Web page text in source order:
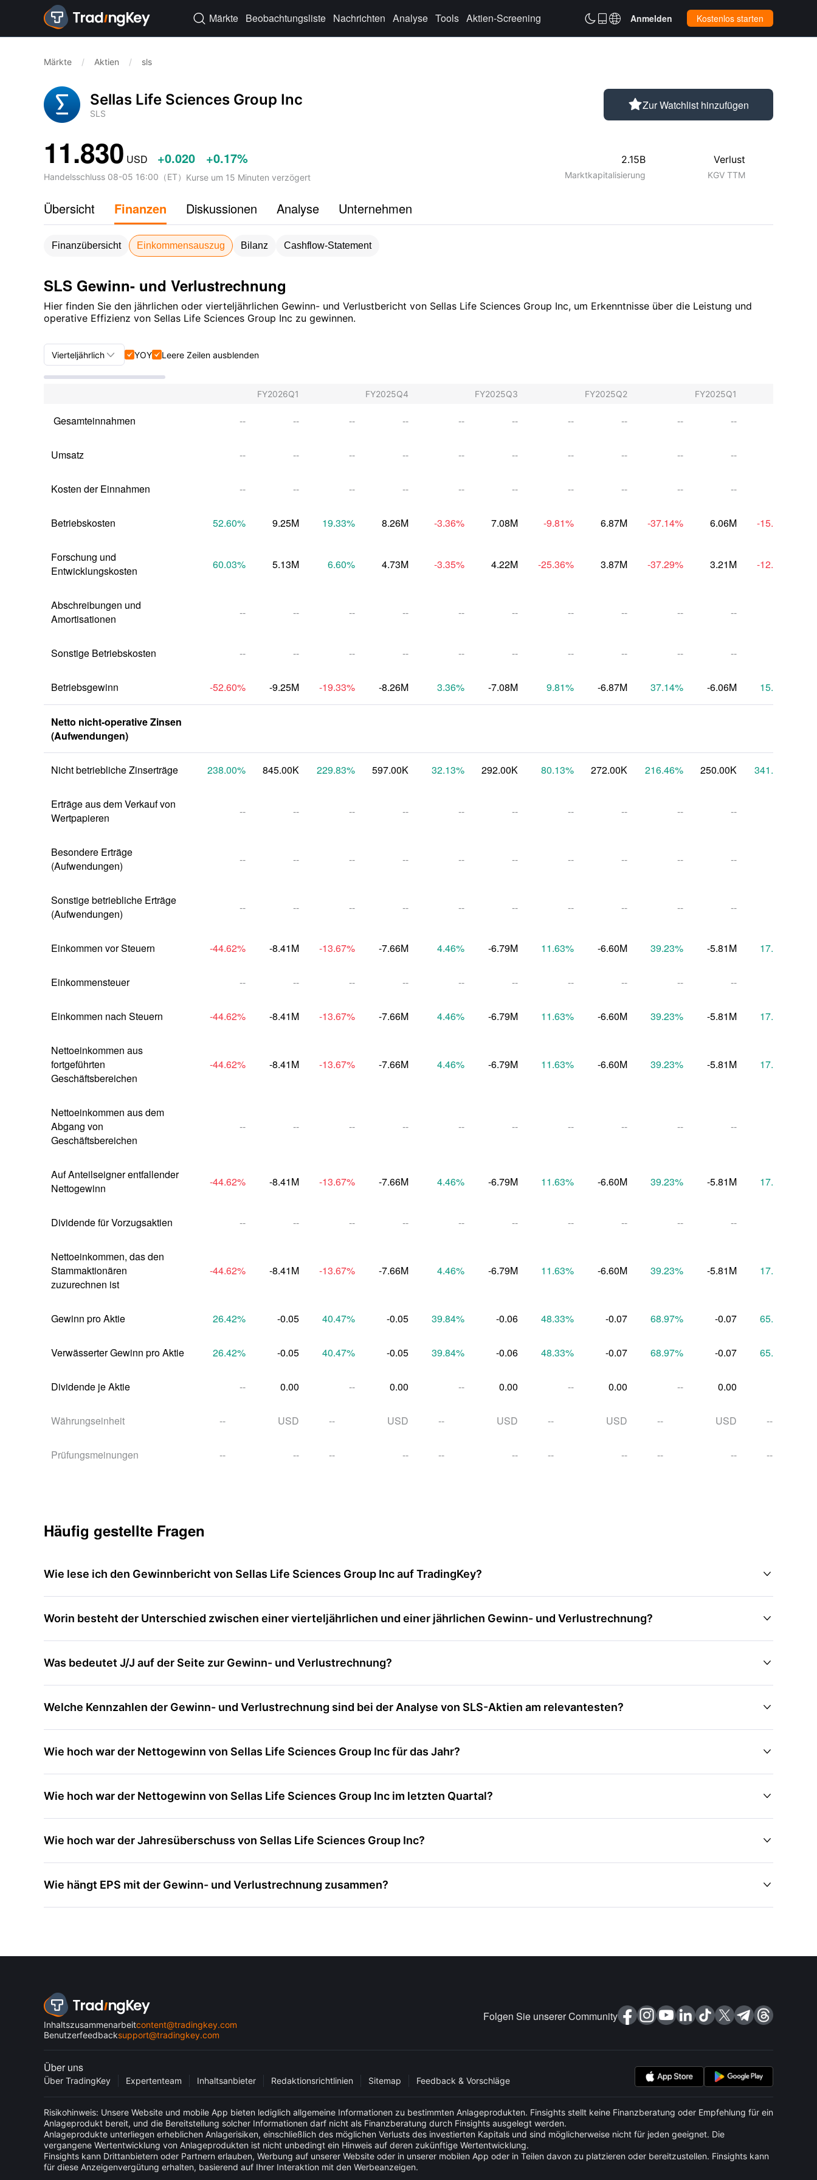
 Märkte Beobachtungsliste Nachrichten Analyse Tools Aktien-Screening  Anmelden Kostenlos starten
Märkte / Aktien / sls
Sellas Life Sciences Group Inc
SLS
Zur Watchlist hinzufügen
11.830 USD +0.020 +0.17%
Handelsschluss 08-05 16:00 （ET） Kurse um 15 Minuten verzögert
2.15B
Marktkapitalisierung
Verlust
KGV TTM
Übersicht Finanzen Diskussionen Analyse Unternehmen
Finanzübersicht Einkommensauszug Bilanz Cashflow-Statement
SLS Gewinn- und Verlustrechnung
Hier finden Sie den jährlichen oder vierteljährlichen Gewinn- und Verlustbericht von Sellas Life Sciences Group Inc, um Erkenntnisse über die Leistung und
operative Effizienz von Sellas Life Sciences Group Inc zu gewinnen.
Vierteljährlich 
Vierteljährlich+Jährlich
Jährlich
YOY  Leere Zeilen ausblenden
FY2026Q1 FY2025Q4 FY2025Q3 FY2025Q2 FY2025Q1
Gesamteinnahmen -- -- -- -- -- -- -- -- -- --
Umsatz -- -- -- -- -- -- -- -- -- --
Kosten der Einnahmen -- -- -- -- -- -- -- -- -- --
Betriebskosten 52.60% 9.25M 19.33% 8.26M -3.36% 7.08M -9.81% 6.87M -37.14% 6.06M -15.40
Forschung und
Entwicklungskosten
60.03% 5.13M 6.60% 4.73M -3.35% 4.22M -25.36% 3.87M -37.29% 3.21M -12.95
Abschreibungen und
Amortisationen
-- -- -- -- -- -- -- -- -- --
Sonstige Betriebskosten -- -- -- -- -- -- -- -- -- --
Betriebsgewinn -52.60% -9.25M -19.33% -8.26M 3.36% -7.08M 9.81% -6.87M 37.14% -6.06M 15.40
Netto nicht-operative Zinsen
(Aufwendungen)
Nicht betriebliche Zinserträge 238.00% 845.00K 229.83% 597.00K 32.13% 292.00K 80.13% 272.00K 216.46% 250.00K 341.46
Erträge aus dem Verkauf von
Wertpapieren
-- -- -- -- -- -- -- -- -- --
Besondere Erträge
(Aufwendungen)
-- -- -- -- -- -- -- -- -- --
Sonstige betriebliche Erträge
(Aufwendungen)
-- -- -- -- -- -- -- -- -- --
Einkommen vor Steuern -44.62% -8.41M -13.67% -7.66M 4.46% -6.79M 11.63% -6.60M 39.23% -5.81M 17.20
Einkommensteuer -- -- -- -- -- -- -- -- -- --
Einkommen nach Steuern -44.62% -8.41M -13.67% -7.66M 4.46% -6.79M 11.63% -6.60M 39.23% -5.81M 17.20
Nettoeinkommen aus
fortgeführten
Geschäftsbereichen
-44.62% -8.41M -13.67% -7.66M 4.46% -6.79M 11.63% -6.60M 39.23% -5.81M 17.20
Nettoeinkommen aus dem
Abgang von
Geschäftsbereichen
-- -- -- -- -- -- -- -- -- --
Auf Anteilseigner entfallender
Nettogewinn
-44.62% -8.41M -13.67% -7.66M 4.46% -6.79M 11.63% -6.60M 39.23% -5.81M 17.20
Dividende für Vorzugsaktien -- -- -- -- -- -- -- -- -- --
Nettoeinkommen, das den
Stammaktionären
zuzurechnen ist
-44.62% -8.41M -13.67% -7.66M 4.46% -6.79M 11.63% -6.60M 39.23% -5.81M 17.20
Gewinn pro Aktie 26.42% -0.05 40.47% -0.05 39.84% -0.06 48.33% -0.07 68.97% -0.07 65.52
Verwässerter Gewinn pro Aktie 26.42% -0.05 40.47% -0.05 39.84% -0.06 48.33% -0.07 68.97% -0.07 65.52
Dividende je Aktie -- 0.00 -- 0.00 -- 0.00 -- 0.00 -- 0.00
Währungseinheit -- USD -- USD -- USD -- USD -- USD --
Prüfungsmeinungen -- -- -- -- -- -- -- -- -- -- --
Häufig gestellte Fragen
Wie lese ich den Gewinnbericht von Sellas Life Sciences Group Inc auf TradingKey? 
Worin besteht der Unterschied zwischen einer vierteljährlichen und einer jährlichen Gewinn- und Verlustrechnung? 
Was bedeutet J/J auf der Seite zur Gewinn- und Verlustrechnung? 
Welche Kennzahlen der Gewinn- und Verlustrechnung sind bei der Analyse von SLS-Aktien am relevantesten? 
Wie hoch war der Nettogewinn von Sellas Life Sciences Group Inc für das Jahr? 
Wie hoch war der Nettogewinn von Sellas Life Sciences Group Inc im letzten Quartal? 
Wie hoch war der Jahresüberschuss von Sellas Life Sciences Group Inc? 
Wie hängt EPS mit der Gewinn- und Verlustrechnung zusammen? 
Inhaltszusammenarbeitcontent@tradingkey.com
Benutzerfeedbacksupport@tradingkey.com
Folgen Sie unserer Community
Über uns
Über TradingKey Expertenteam Inhaltsanbieter Redaktionsrichtlinien Sitemap Feedback & Vorschläge
Risikohinweis: Unsere Website und mobile App bieten lediglich allgemeine Informationen zu bestimmten Anlageprodukten. Finsights stellt keine Finanzberatung oder Empfehlung für ein
Anlageprodukt bereit, und die Bereitstellung solcher Informationen darf nicht als Finanzberatung durch Finsights ausgelegt werden.
Anlageprodukte unterliegen erheblichen Anlagerisiken, einschließlich des möglichen Verlusts des investierten Kapitals und sind möglicherweise nicht für jeden geeignet. Die
vergangene Wertentwicklung von Anlageprodukten ist nicht unbedingt ein Hinweis auf deren zukünftige Wertentwicklung.
Finsights kann Drittanbietern oder Partnern erlauben, Werbung auf unserer Website oder in unserer mobilen App oder in Teilen davon zu platzieren oder bereitzustellen. Finsights kann
für diese Anzeigenvergütung erhalten, basierend auf Ihrer Interaktion mit den Werbeanzeigen.